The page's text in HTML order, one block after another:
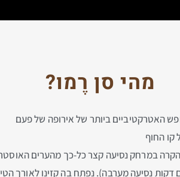
מהי סן רֶמו?
קו החוף
במרחק נסיעה קצר כל-כך מהערים
נסיעה מערבה). נפתח בה קזינו לאורך